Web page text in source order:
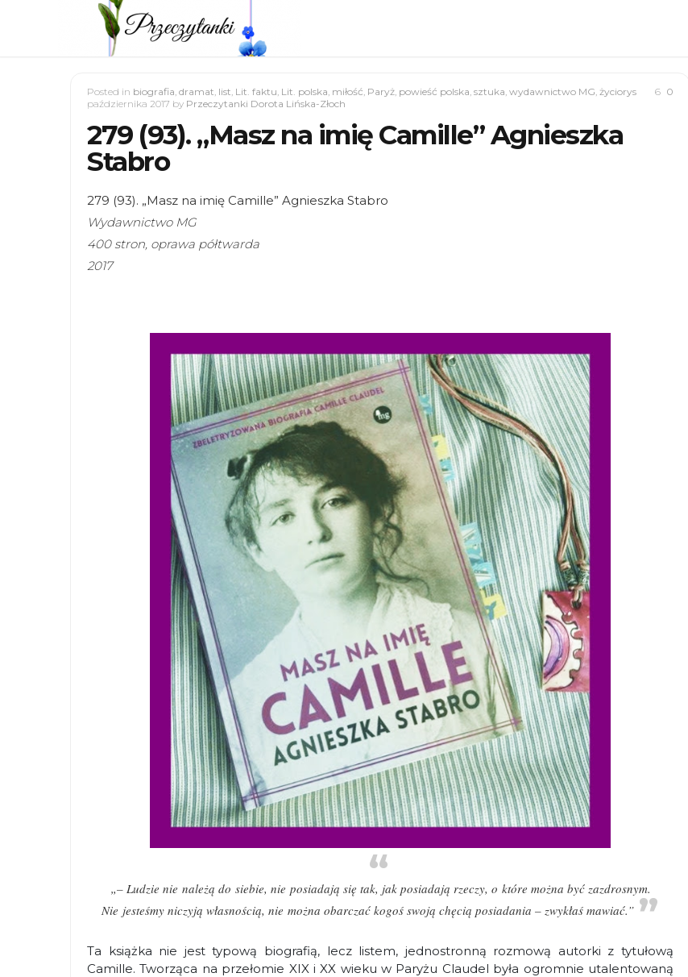
0
Posted in biografia, dramat, list, Lit. faktu, Lit. polska, miłość, Paryż, powieść polska, sztuka, wydawnictwo MG, życiorys
6
października 2017 by Przeczytanki Dorota Lińska-Złoch
279 (93). „Masz na imię Camille” Agnieszka
Stabro
279 (93). „Masz na imię Camille” Agnieszka Stabro
Wydawnictwo MG
400 stron, oprawa półtwarda
2017
„– Ludzie nie należą do siebie, nie posiadają się tak, jak posiadają rzeczy, o które można być zazdrosnym.
Nie jesteśmy niczyją własnością, nie można obarczać kogoś swoją chęcią posiadania – zwykłaś mawiać.”
Ta książka nie jest typową biografią, lecz listem, jednostronną rozmową autorki z tytułową
Camille. Tworząca na przełomie XIX i XX wieku w Paryżu Claudel była ogromnie utalentowaną